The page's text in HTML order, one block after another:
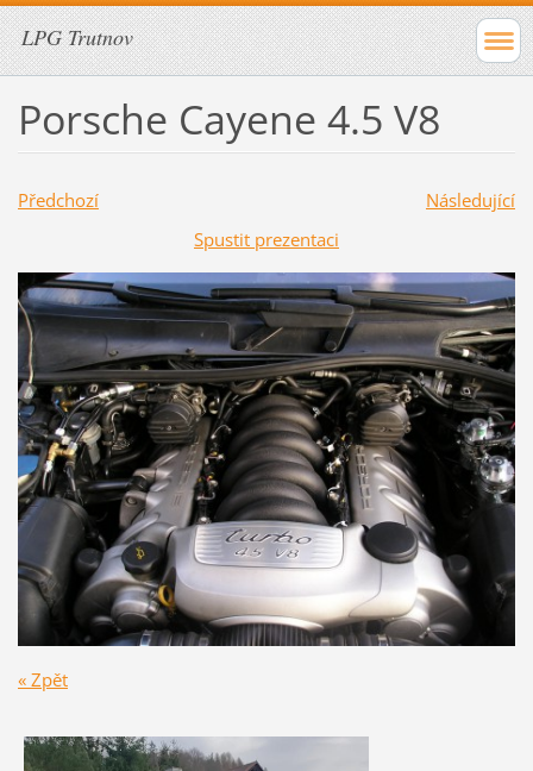
LPG Trutnov
Porsche Cayene 4.5 V8
Předchozí
Následující
Spustit prezentaci
« Zpět